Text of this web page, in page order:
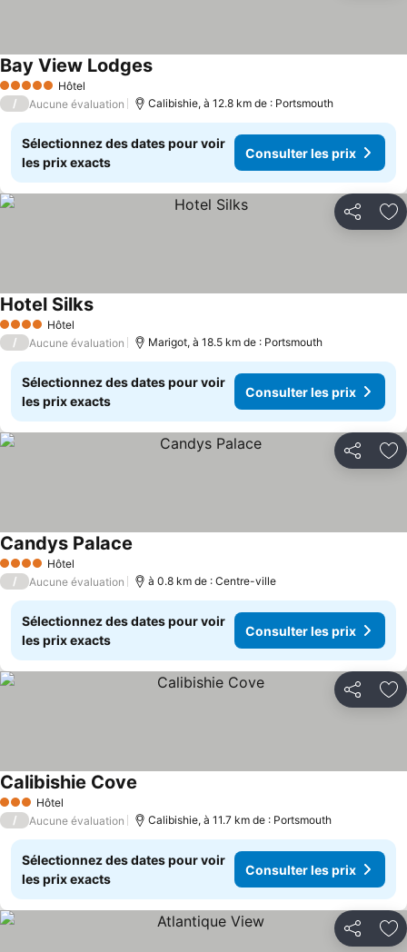
5 Étoiles Hôtel
Bay View Lodges
/ Aucune évaluation Calibishie, à 12.8 km de : Portsmouth
Sélectionnez des dates pour voir
les prix exacts
Consulter les prix
Partager
4 Étoiles Hôtel
Hotel Silks
/ Aucune évaluation Marigot, à 18.5 km de : Portsmouth
Sélectionnez des dates pour voir
les prix exacts
Consulter les prix
Partager
4 Étoiles Hôtel
Candys Palace
/ Aucune évaluation à 0.8 km de : Centre-ville
Sélectionnez des dates pour voir
les prix exacts
Consulter les prix
Partager
3 ÉtoilesHôtel
Calibishie Cove
/ Aucune évaluation Calibishie, à 11.7 km de : Portsmouth
Sélectionnez des dates pour voir
les prix exacts
Consulter les prix
Partager